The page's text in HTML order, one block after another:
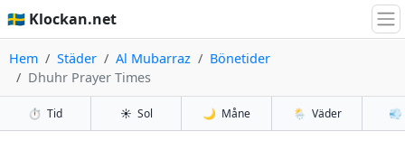
🇸🇪 Klockan.net
Hem Städer Al Mubarraz
Bönetider
Dhuhr Prayer Times
⏱️ Tid ☀️ Sol 🌙 Måne 🌦️ Väder 💨